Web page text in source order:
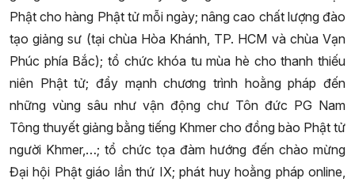
Phật cho hàng Phật tử mỗi ngày; nâng cao chất lượng đào
tạo giảng sư (tại chùa Hòa Khánh, TP. HCM và chùa Vạn
Phúc phía Bắc); tổ chức khóa tu mùa hè cho thanh thiếu
niên Phật tử; đẩy mạnh chương trình hoằng pháp đến
những vùng sâu như vận động chư Tôn đức PG Nam
Tông thuyết giảng bằng tiếng Khmer cho đồng bào Phật tử
người Khmer,…; tổ chức tọa đàm hướng đến chào mừng
Đại hội Phật giáo lần thứ IX; phát huy hoằng pháp online,